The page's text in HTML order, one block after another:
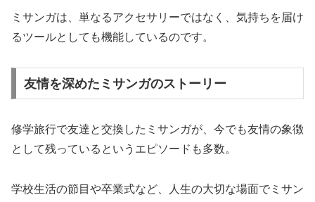
ミサンガは、単なるアクセサリーではなく、気持ちを届け
るツールとしても機能しているのです。
友情を深めたミサンガのストーリー
修学旅行で友達と交換したミサンガが、今でも友情の象徴
として残っているというエピソードも多数。
学校生活の節目や卒業式など、人生の大切な場面でミサン